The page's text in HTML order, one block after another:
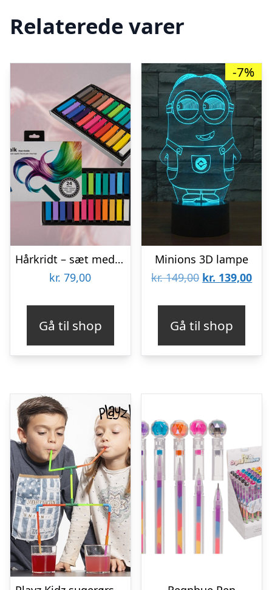
Relaterede varer
Hårkridt – sæt med 24 flotte farver
kr. 79,00
Gå til shop
-7%
Minions 3D lampe
kr.149,00 Den
var:
kr. 149,00.
kr. 139,00Den
kr.
Gå til shop